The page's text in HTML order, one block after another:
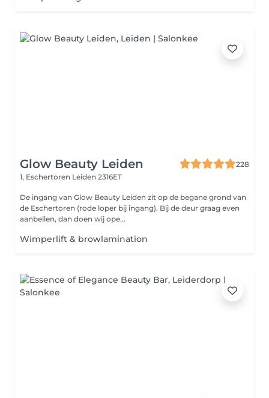
Glow Beauty Leiden
228
1, Eschertoren Leiden 2316ET
De ingang van Glow Beauty Leiden zit op de begane grond van
de Eschertoren (rode loper bij ingang). Bij de deur graag even
aanbellen, dan doen wij ope...
Wimperlift & browlamination